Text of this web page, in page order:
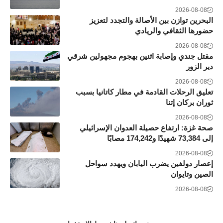
2026-08-08
البحرين توازن بين الأصالة والتجدد لتعزيز
حضورها الثقافي والريادي
2026-08-08
مقتل جندي وإصابة اثنين بهجوم مجهولين شرقي
دير الزور
2026-08-08
تعليق الرحلات القادمة في مطار كاتانيا بسبب
ثوران بركان إتنا
2026-08-08
صحة غزة: ارتفاع حصيلة العدوان الإسرائيلي
إلى 73,384 شهيدًا و174,242 مصابًا
2026-08-08
إعصار دولفين يضرب اليابان ويهدد سواحل
الصين وتايوان
2026-08-08